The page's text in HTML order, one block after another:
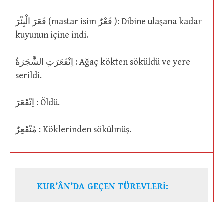
قَعَرَ الْبِئْرَ (mastar isim قَعْرٌ ): Dibine ulaşana kadar
kuyunun içine indi.
اِنْقَعَرَتِ الشَّجَرَةُ : Ağaç kökten söküldü ve yere
serildi.
اِنْقَعَرَ : Öldü.
مُنْقَعِرٌ : Köklerinden sökülmüş.
KUR’ÂN’DA GEÇEN TÜREVLERİ: